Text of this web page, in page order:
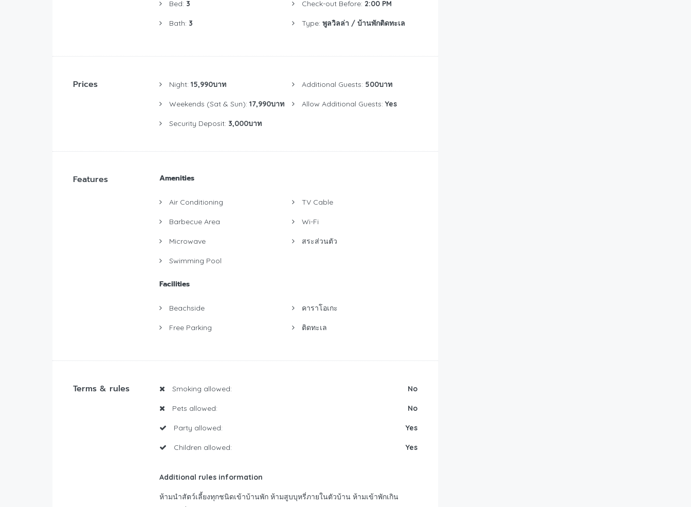
Bed: 3
Bath: 3
Check-out Before: 2:00 PM
Type: พูลวิลล่า / บ้านพักติดทะเล
Prices Night: 15,990บาท
Weekends (Sat & Sun): 17,990บาท
Security Deposit: 3,000บาท
Additional Guests: 500บาท
Allow Additional Guests: Yes
Features Amenities
Air Conditioning
Barbecue Area
Microwave
Swimming Pool
TV Cable
Wi-Fi
สระส่วนตัว
Facilities
Beachside
Free Parking
คาราโอเกะ
ติดทะเล
Terms & rules Smoking allowed: No
Pets allowed: No
Party allowed: Yes
Children allowed: Yes
Additional rules information
ห้ามนำสัตว์เลี้ยงทุกชนิดเข้าบ้านพัก ห้ามสูบบุหรี่ภายในตัวบ้าน ห้ามเข้าพักเกิน